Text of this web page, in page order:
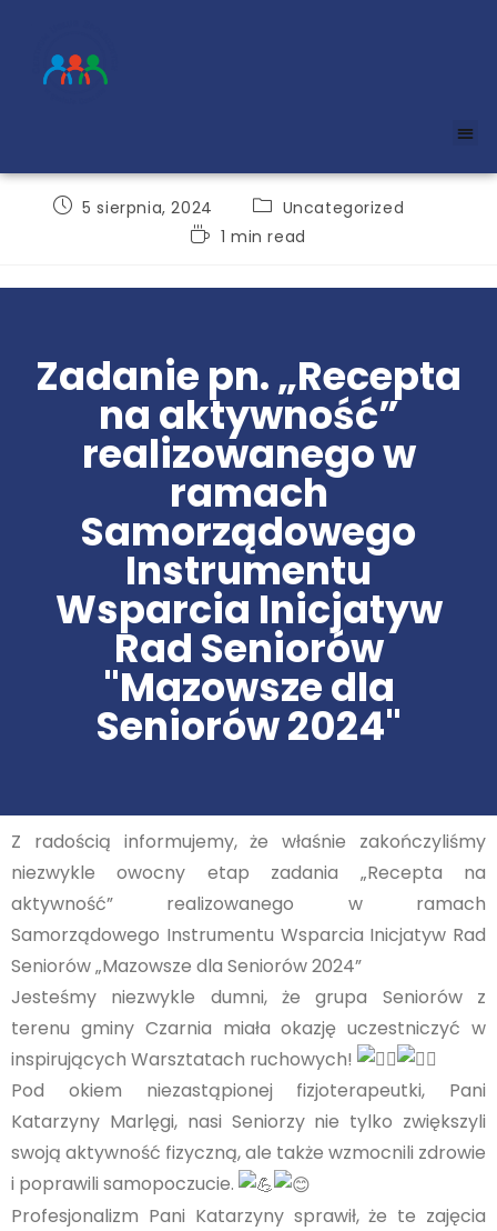
5 sierpnia, 2024
Uncategorized
1 min read
Zadanie pn. „Recepta
na aktywność”
realizowanego w
ramach
Samorządowego
Instrumentu
Wsparcia Inicjatyw
Rad Seniorów
"Mazowsze dla
Seniorów 2024"
Z radością informujemy, że właśnie zakończyliśmy
niezwykle owocny etap zadania „Recepta na
aktywność” realizowanego w ramach
Samorządowego Instrumentu Wsparcia Inicjatyw Rad
Seniorów „Mazowsze dla Seniorów 2024”
Jesteśmy niezwykle dumni, że grupa Seniorów z
terenu gminy Czarnia miała okazję uczestniczyć w
inspirujących Warsztatach ruchowych!
Pod okiem niezastąpionej fizjoterapeutki, Pani
Katarzyny Marlęgi, nasi Seniorzy nie tylko zwiększyli
swoją aktywność fizyczną, ale także wzmocnili zdrowie
i poprawili samopoczucie.
Profesjonalizm Pani Katarzyny sprawił, że te zajęcia